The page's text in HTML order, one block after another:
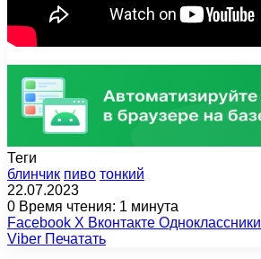
Теги
блинчик пиво тонкий
22.07.2023
0 Время чтения: 1 минута
Facebook X Вконтакте Одноклассники
Viber Печатать